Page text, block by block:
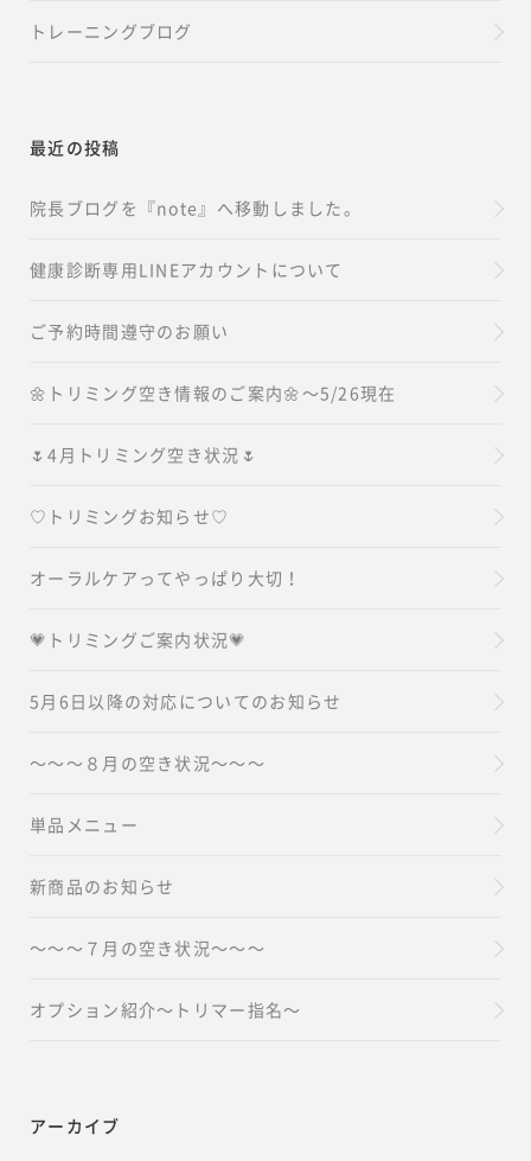
トレーニングブログ
最近の投稿
院長ブログを『note』へ移動しました。
健康診断専用LINEアカウントについて
ご予約時間遵守のお願い
🌼トリミング空き情報のご案内🌼～5/26現在
🌷4月トリミング空き状況🌷
♡トリミングお知らせ♡
オーラルケアってやっぱり大切！
💗トリミングご案内状況💗
5月6日以降の対応についてのお知らせ
～～～８月の空き状況～～～
単品メニュー
新商品のお知らせ
～～～７月の空き状況～～～
オプション紹介～トリマー指名～
アーカイブ